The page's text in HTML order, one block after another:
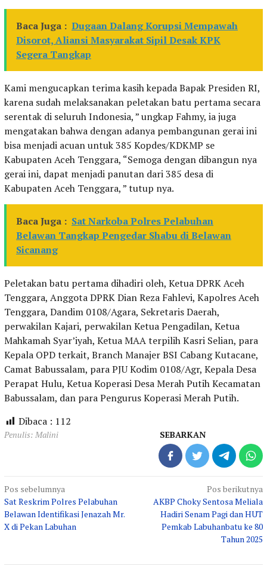
Baca Juga : Dugaan Dalang Korupsi Mempawah
Disorot, Aliansi Masyarakat Sipil Desak KPK
Segera Tangkap
Kami mengucapkan terima kasih kepada Bapak Presiden RI,
karena sudah melaksanakan peletakan batu pertama secara
serentak di seluruh Indonesia, ” ungkap Fahmy, ia juga
mengatakan bahwa dengan adanya pembangunan gerai ini
bisa menjadi acuan untuk 385 Kopdes/KDKMP se
Kabupaten Aceh Tenggara, “Semoga dengan dibangun nya
gerai ini, dapat menjadi panutan dari 385 desa di
Kabupaten Aceh Tenggara, ” tutup nya.
Baca Juga : Sat Narkoba Polres Pelabuhan
Belawan Tangkap Pengedar Shabu di Belawan
Sicanang
Peletakan batu pertama dihadiri oleh, Ketua DPRK Aceh
Tenggara, Anggota DPRK Dian Reza Fahlevi, Kapolres Aceh
Tenggara, Dandim 0108/Agara, Sekretaris Daerah,
perwakilan Kajari, perwakilan Ketua Pengadilan, Ketua
Mahkamah Syar’iyah, Ketua MAA terpilih Kasri Selian, para
Kepala OPD terkait, Branch Manajer BSI Cabang Kutacane,
Camat Babussalam, para PJU Kodim 0108/Agr, Kepala Desa
Perapat Hulu, Ketua Koperasi Desa Merah Putih Kecamatan
Babussalam, dan para Pengurus Koperasi Merah Putih.
Dibaca : 112
Penulis: Malini SEBARKAN
Navigasi
pos
Pos sebelumnya
Sat Reskrim Polres Pelabuhan
Belawan Identifikasi Jenazah Mr.
X di Pekan Labuhan
Pos berikutnya
AKBP Choky Sentosa Meliala
Hadiri Senam Pagi dan HUT
Pemkab Labuhanbatu ke 80
Tahun 2025